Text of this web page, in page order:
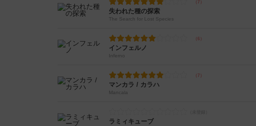
失われた種の探索
The Search for Lost Species
インフェルノ
Inferno
マンカラ / カラハ
Mancala
ラミィキューブ